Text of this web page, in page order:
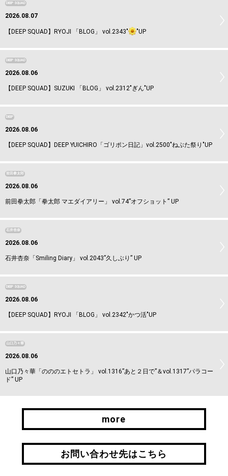
DEEP SQUAD
2026.08.07
【DEEP SQUAD】RYOJI 「BLOG」 vol.2343" "UP
DEEP SQUAD
2026.08.06
【DEEP SQUAD】SUZUKI 「BLOG」 vol.2312"ぎん"UP
DEEP
2026.08.06
【DEEP SQUAD】DEEP YUICHIRO「ゴリポン日記」vol.2500"ねぶた祭り"UP
前田拳太郎
2026.08.06
前田拳太郎「拳太郎 マエダイアリー」 vol.74”オフショット” UP
石井杏奈
2026.08.06
石井杏奈「Smiling Diary」 vol.2043”久しぶり” UP
DEEP SQUAD
2026.08.06
【DEEP SQUAD】RYOJI 「BLOG」 vol.2342"かつ活"UP
山口乃々華
2026.08.06
山口乃々華「のののエトセトラ」 vol.1316”あと２日で”＆vol.1317”パラコー
ド” UP
more
more
お問い合わせ先はこちら
お問い合わせ先はこちら
引継ぎはこちら